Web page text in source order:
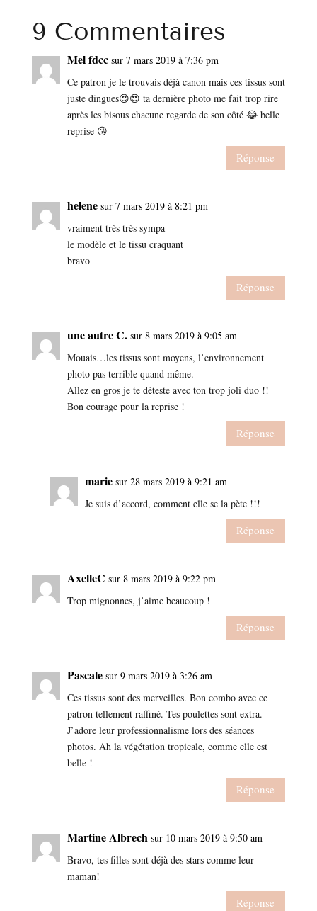
9 Commentaires
Mel fdcc sur 7 mars 2019 à 7:36 pm
Ce patron je le trouvais déjà canon mais ces tissus sont
juste dingues😍😍 ta dernière photo me fait trop rire
après les bisous chacune regarde de son côté 😂 belle
reprise 😘
Réponse
helene sur 7 mars 2019 à 8:21 pm
vraiment très très sympa
le modèle et le tissu craquant
bravo
Réponse
une autre C. sur 8 mars 2019 à 9:05 am
Mouais…les tissus sont moyens, l’environnement
photo pas terrible quand même.
Allez en gros je te déteste avec ton trop joli duo !!
Bon courage pour la reprise !
Réponse
marie sur 28 mars 2019 à 9:21 am
Je suis d’accord, comment elle se la pète !!!
Réponse
AxelleC sur 8 mars 2019 à 9:22 pm
Trop mignonnes, j’aime beaucoup !
Réponse
Pascale sur 9 mars 2019 à 3:26 am
Ces tissus sont des merveilles. Bon combo avec ce
patron tellement raffiné. Tes poulettes sont extra.
J’adore leur professionnalisme lors des séances
photos. Ah la végétation tropicale, comme elle est
belle !
Réponse
Martine Albrech sur 10 mars 2019 à 9:50 am
Bravo, tes filles sont déjà des stars comme leur
maman!
Réponse